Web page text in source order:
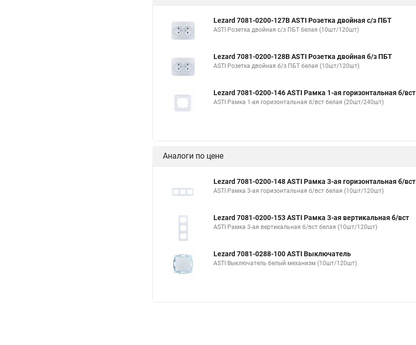
Lezard 7081-0200-127B ASTI Розетка двойная с/з ПБТ
ASTI Розетка двойная с/з ПБТ белая (10шт/120шт)
Lezard 7081-0200-128B ASTI Розетка двойная б/з ПБТ
ASTI Розетка двойная б/з ПБТ белая (10шт/120шт)
Lezard 7081-0200-146 ASTI Рамка 1-ая горизонтальная б/вст
ASTI Рамка 1-ая горизонтальная б/вст белая (20шт/240шт)
Аналоги по цене
Lezard 7081-0200-148 ASTI Рамка 3-ая горизонтальная б/вст
ASTI Рамка 3-ая горизонтальная б/вст белая (10шт/120шт)
Lezard 7081-0200-153 ASTI Рамка 3-ая вертикальная б/вст
ASTI Рамка 3-ая вертикальная б/вст белая (10шт/120шт)
Lezard 7081-0288-100 ASTI Выключатель
ASTI Выключатель белый механизм (10шт/120шт)